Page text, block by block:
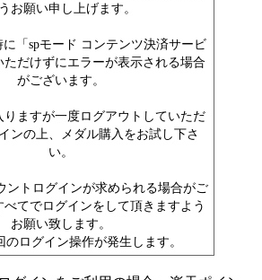
お願い申し上げます。
に「spモード コンテンツ決済サービ
ただけずにエラーが表示される場合
がございます。
りますが一度ログアウトしていただ
ンの上、メダル購入をお試し下さ
い。
ントログインが求められる場合がご
べてでログインをして頂きますよう
お願い致します。
ログイン操作が発生します。